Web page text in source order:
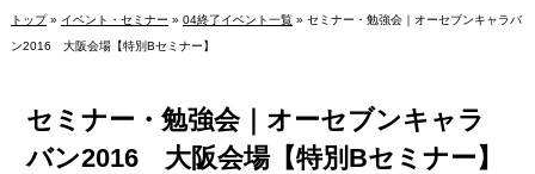
トップ» イベント・セミナー » 04終了イベント一覧» セミナー・勉強会｜オーセブンキャラバ
ン2016 大阪会場【特別Bセミナー】
セミナー・勉強会｜オーセブンキャラ
バン2016 大阪会場【特別Bセミナー】